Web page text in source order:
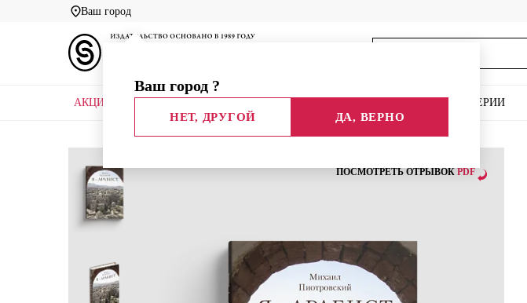
Ваш город
Ваш город ?
НЕТ, ДРУГОЙ ДА, ВЕРНО
АКЦИИ СЕРИИ
ПОСМОТРЕТЬ ОТРЫВОК PDF